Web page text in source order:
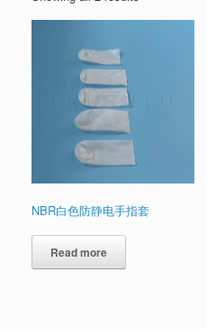
NBR白色防静电手指套
Read more